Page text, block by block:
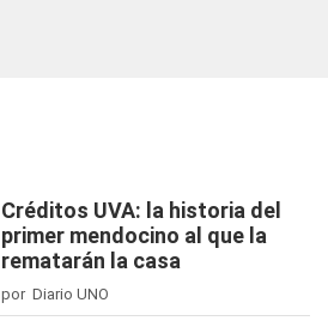
Créditos UVA: la historia del
primer mendocino al que la
rematarán la casa
por Diario UNO